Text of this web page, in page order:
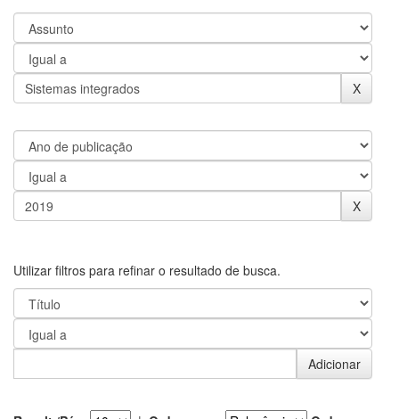
Utilizar filtros para refinar o resultado de busca.